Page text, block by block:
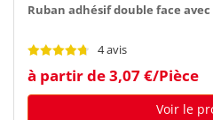
Ruban adhésif double face
4 avis
à partir de 3,07 €/Pièce
Voir le